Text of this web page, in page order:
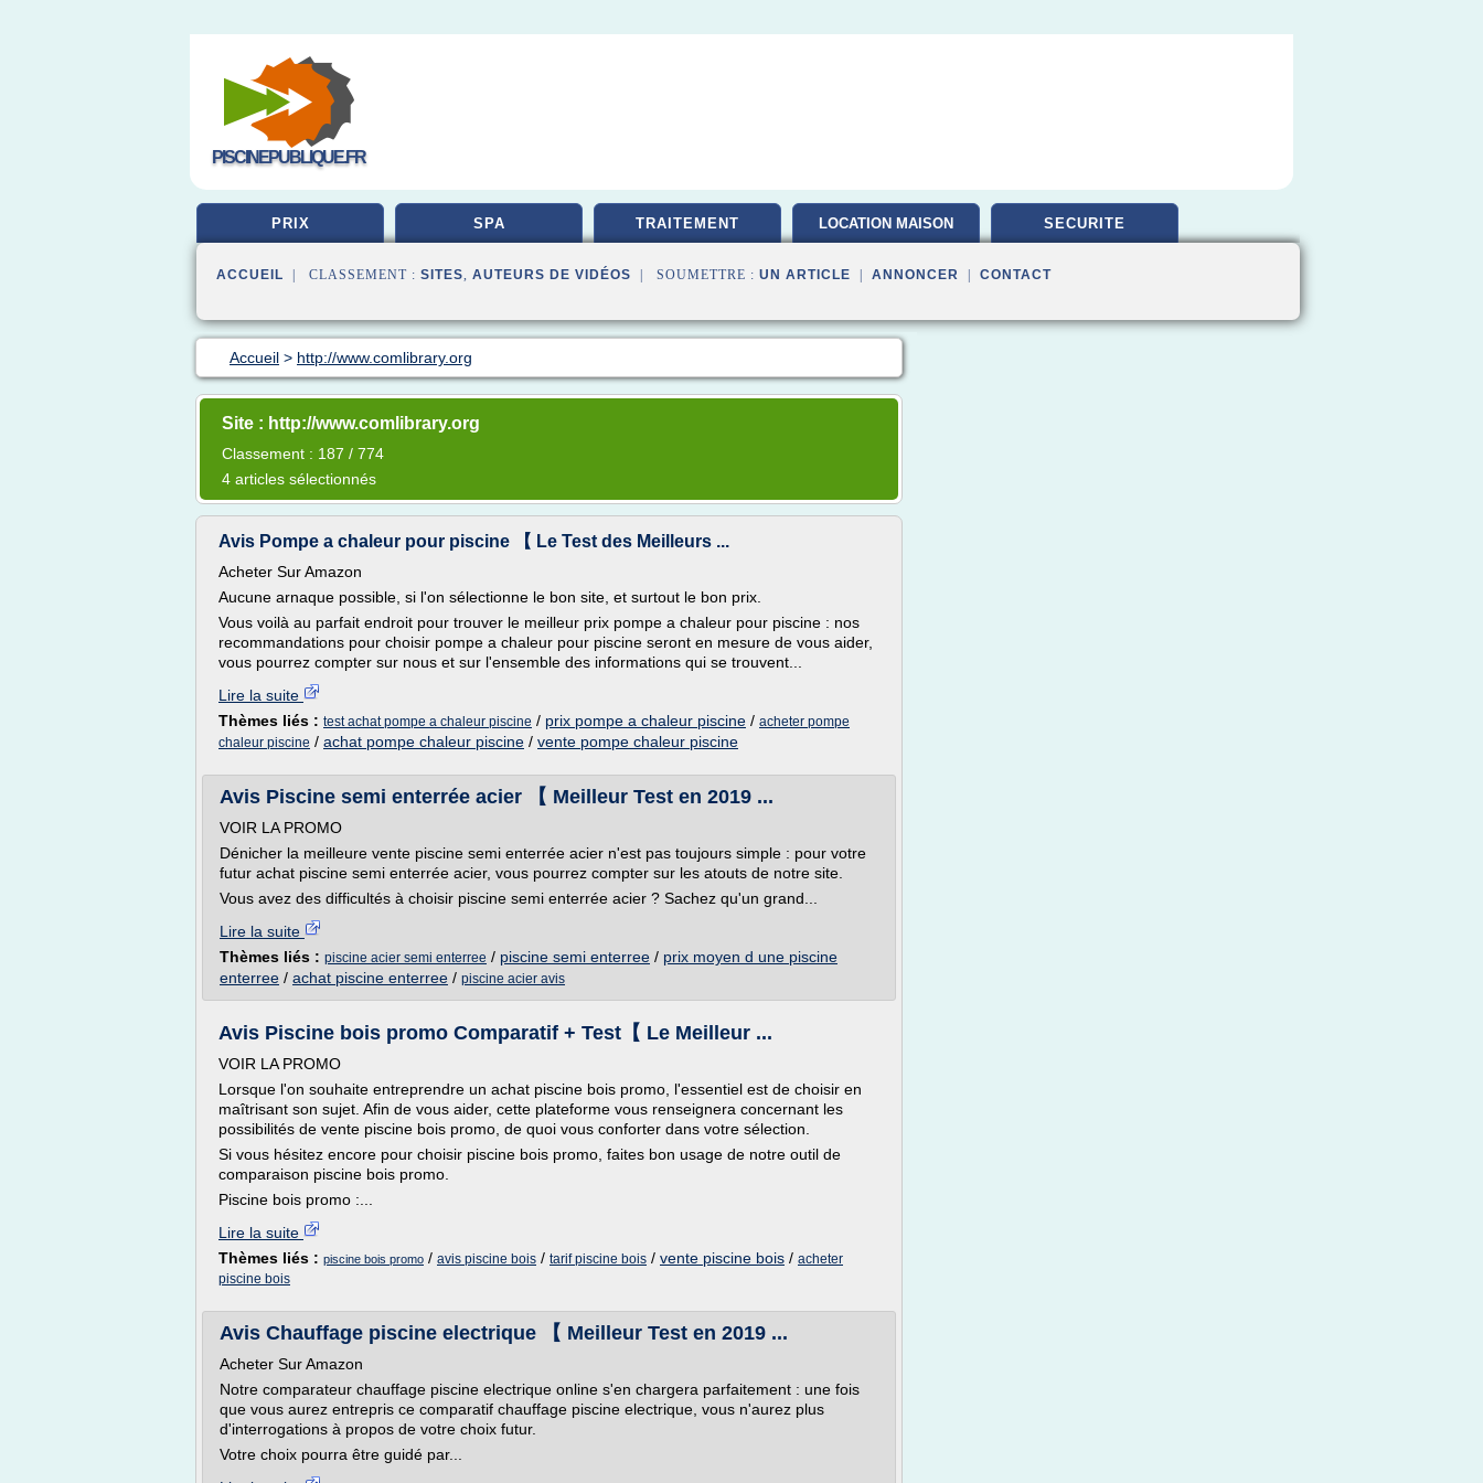
PISCINEPUBLIQUE.FR
PRIX SPA TRAITEMENT LOCATION MAISON SECURITE
ACCUEIL | CLASSEMENT : SITES, AUTEURS DE VIDÉOS | SOUMETTRE : UN ARTICLE ANNONCER CONTACT
Accueil > http://www.comlibrary.org
Site : http://www.comlibrary.org
Classement : 187 / 774
4 articles sélectionnés
Avis Pompe a chaleur pour piscine 【 Le Test des Meilleurs ...
Acheter Sur Amazon
Aucune arnaque possible, si l'on sélectionne le bon site, et surtout le bon prix.
Vous voilà au parfait endroit pour trouver le meilleur prix pompe a chaleur pour piscine : nos
recommandations pour choisir pompe a chaleur pour piscine seront en mesure de vous aider,
vous pourrez compter sur nous et sur l'ensemble des informations qui se trouvent...
Lire la suite
Thèmes liés : test achat pompe a chaleur piscine / prix pompe a chaleur piscine / acheter pompe
chaleur piscine / achat pompe chaleur piscine / vente pompe chaleur piscine
Avis Piscine semi enterrée acier 【 Meilleur Test en 2019 ...
VOIR LA PROMO
Dénicher la meilleure vente piscine semi enterrée acier n'est pas toujours simple : pour votre
futur achat piscine semi enterrée acier, vous pourrez compter sur les atouts de notre site.
Vous avez des difficultés à choisir piscine semi enterrée acier ? Sachez qu'un grand...
Lire la suite
Thèmes liés : piscine acier semi enterree / piscine semi enterree / prix moyen d une piscine
enterree / achat piscine enterree / piscine acier avis
Avis Piscine bois promo Comparatif + Test【 Le Meilleur ...
VOIR LA PROMO
Lorsque l'on souhaite entreprendre un achat piscine bois promo, l'essentiel est de choisir en
maîtrisant son sujet. Afin de vous aider, cette plateforme vous renseignera concernant les
possibilités de vente piscine bois promo, de quoi vous conforter dans votre sélection.
Si vous hésitez encore pour choisir piscine bois promo, faites bon usage de notre outil de
comparaison piscine bois promo.
Piscine bois promo :...
Lire la suite
Thèmes liés : piscine bois promo / avis piscine bois / tarif piscine bois / vente piscine bois / acheter
piscine bois
Avis Chauffage piscine electrique 【 Meilleur Test en 2019 ...
Acheter Sur Amazon
Notre comparateur chauffage piscine electrique online s'en chargera parfaitement : une fois
que vous aurez entrepris ce comparatif chauffage piscine electrique, vous n'aurez plus
d'interrogations à propos de votre choix futur.
Votre choix pourra être guidé par...